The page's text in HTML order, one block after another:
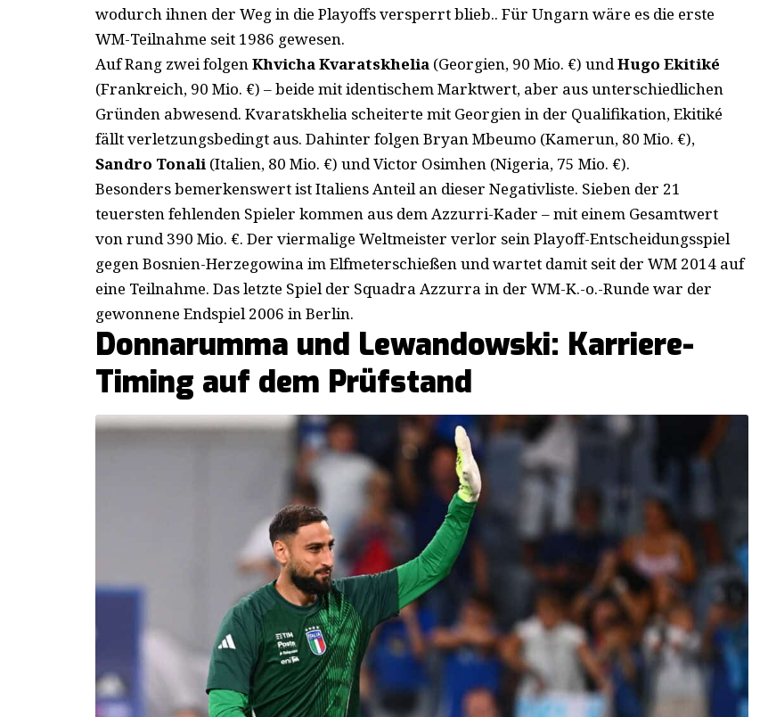
wodurch ihnen der Weg in die Playoffs versperrt blieb.. Für Ungarn wäre es die erste
WM-Teilnahme seit 1986 gewesen.
Auf Rang zwei folgenKhvicha Kvaratskhelia (Georgien, 90 Mio. €) undHugo Ekitiké
(Frankreich, 90 Mio. €) – beide mit identischem Marktwert, aber aus unterschiedlichen
Gründen abwesend. Kvaratskhelia scheiterte mit Georgien in der Qualifikation, Ekitiké
fällt verletzungsbedingt aus. Dahinter folgen Bryan Mbeumo (Kamerun, 80 Mio. €),
Sandro Tonali (Italien, 80 Mio. €) und Victor Osimhen (Nigeria, 75 Mio. €).
Besonders bemerkenswert ist Italiens Anteil an dieser Negativliste. Sieben der 21
teuersten fehlenden Spieler kommen aus dem Azzurri-Kader – mit einem Gesamtwert
von rund 390 Mio. €. Der viermalige Weltmeister verlor sein Playoff-Entscheidungsspiel
gegen Bosnien-Herzegowina im Elfmeterschießen und wartet damit seit der WM 2014 auf
eine Teilnahme. Das letzte Spiel der Squadra Azzurra in der WM-K.-o.-Runde war der
gewonnene Endspiel 2006 in Berlin.
Donnarumma und Lewandowski: Karriere-
Timing auf dem Prüfstand